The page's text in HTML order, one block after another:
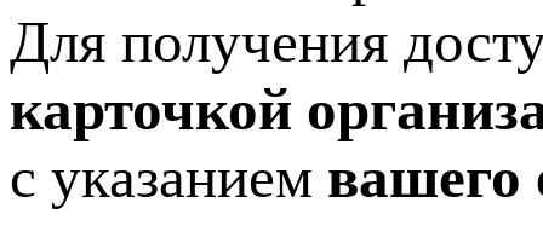
Для получения
карточкой
с указанием вашего